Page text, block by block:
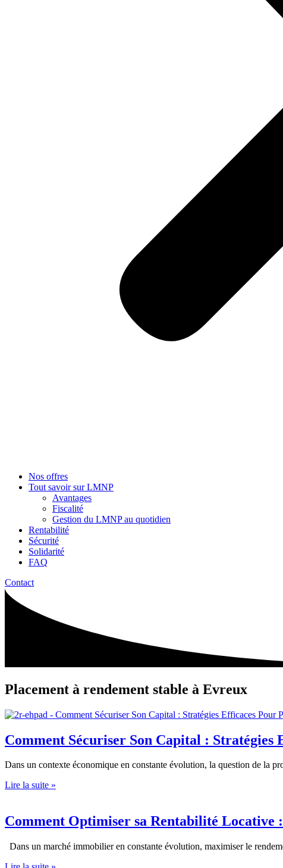
Nos offres
Tout savoir sur LMNP
Avantages
Fiscalité
Gestion du LMNP au quotidien
Rentabilité
Sécurité
Solidarité
FAQ
Contact
Placement à rendement stable à Evreux
Comment Sécuriser Son Capital :
Dans un contexte économique en constante évolution, la question de la
Lire la suite »
Comment Optimiser sa Rentabilité Locative
Dans un marché immobilier en constante évolution, maximiser le